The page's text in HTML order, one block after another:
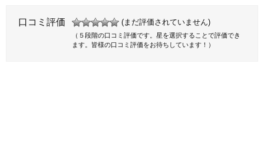
口コミ評価 (まだ評価されていません)
（５段階の口コミ評価です。星を選択することで評価でき
ます。皆様の口コミ評価をお待ちしています！）